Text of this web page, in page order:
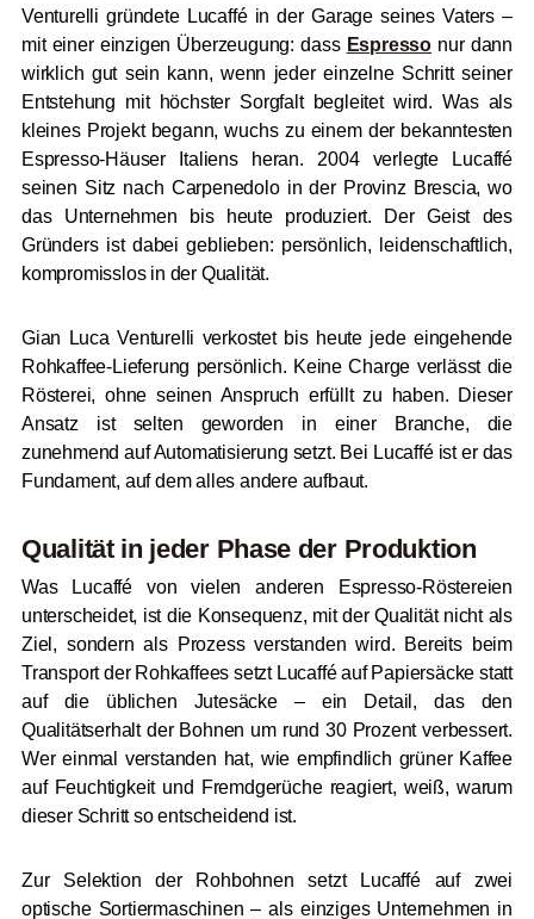
Venturelli gründete Lucaffé in der Garage seines Vaters –
mit einer einzigen Überzeugung: dass Espresso nur dann
wirklich gut sein kann, wenn jeder einzelne Schritt seiner
Entstehung mit höchster Sorgfalt begleitet wird. Was als
kleines Projekt begann, wuchs zu einem der bekanntesten
Espresso-Häuser Italiens heran. 2004 verlegte Lucaffé
seinen Sitz nach Carpenedolo in der Provinz Brescia, wo
das Unternehmen bis heute produziert. Der Geist des
Gründers ist dabei geblieben: persönlich, leidenschaftlich,
kompromisslos in der Qualität.
Gian Luca Venturelli verkostet bis heute jede eingehende
Rohkaffee-Lieferung persönlich. Keine Charge verlässt die
Rösterei, ohne seinen Anspruch erfüllt zu haben. Dieser
Ansatz ist selten geworden in einer Branche, die
zunehmend auf Automatisierung setzt. Bei Lucaffé ist er das
Fundament, auf dem alles andere aufbaut.
Qualität in jeder Phase der Produktion
Was Lucaffé von vielen anderen Espresso-Röstereien
unterscheidet, ist die Konsequenz, mit der Qualität nicht als
Ziel, sondern als Prozess verstanden wird. Bereits beim
Transport der Rohkaffees setzt Lucaffé auf Papiersäcke statt
auf die üblichen Jutesäcke – ein Detail, das den
Qualitätserhalt der Bohnen um rund 30 Prozent verbessert.
Wer einmal verstanden hat, wie empfindlich grüner Kaffee
auf Feuchtigkeit und Fremdgerüche reagiert, weiß, warum
dieser Schritt so entscheidend ist.
Zur Selektion der Rohbohnen setzt Lucaffé auf zwei
optische Sortiermaschinen – als einziges Unternehmen in